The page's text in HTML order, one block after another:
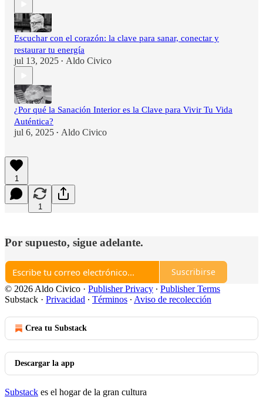
Escuchar con el corazón: la clave para sanar, conectar y
restaurar tu energía
jul 13, 2025 • Aldo Civico
¿Por qué la Sanación Interior es la Clave para Vivir Tu Vida
Auténtica?
jul 6, 2025 • Aldo Civico
1
1
Por supuesto, sigue adelante.
Suscribirse
© 2026 Aldo Civico · Publisher Privacy ∙ Publisher Terms
Substack · Privacidad ∙ Términos ∙ Aviso de recolección
Crea tu Substack
Descargar la app
Substack es el hogar de la gran cultura